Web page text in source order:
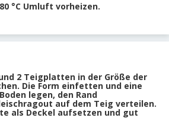
°C Umluft vorheizen.
2 Teigplatten in der Größe der
Die Form einfetten und eine
legen, den Rand
auf dem Teig verteilen.
als Deckel aufsetzen und gut